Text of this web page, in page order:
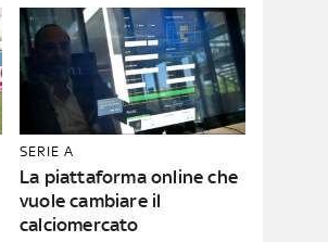
SERIE A
La piattaforma online che
vuole cambiare il
calciomercato